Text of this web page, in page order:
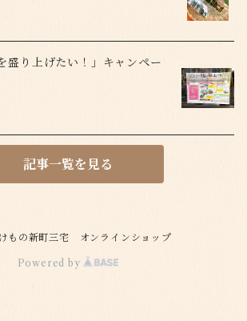
り上げたい！」キャンペー
記事一覧を見る
もの新町三宅 オンラインショップ
Powered by